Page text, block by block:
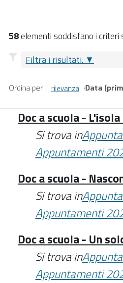
58elementi soddisfano i criteri
Filtra i risultati.
Ordina per rilevanza ·Data
Doc a scuola -
Si trova in
Appuntamenti
Doc a scuola -
Si trova in
Appuntamenti
Doc a scuola - Un
Si trova in
Appuntamenti